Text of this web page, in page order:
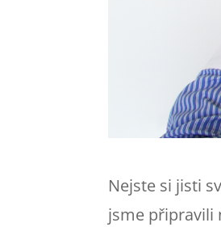
Nejste si jisti
jsme připravili